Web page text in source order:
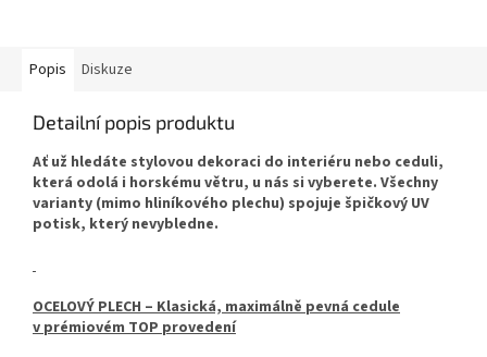
Popis Diskuze
Detailní popis produktu
Ať už hledáte stylovou dekoraci do interiéru nebo ceduli,
která odolá i horskému větru, u nás si vyberete. Všechny
varianty (mimo hliníkového plechu) spojuje špičkový UV
potisk, který nevybledne.
OCELOVÝ PLECH – Klasická, maximálně pevná cedule
v prémiovém TOP provedení